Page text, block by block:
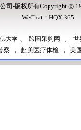
司-版权所有Copyright ◎
WeChat：HQX-
大学 跨国采购网
世
察 ， 赴美医疗体检 ，
美